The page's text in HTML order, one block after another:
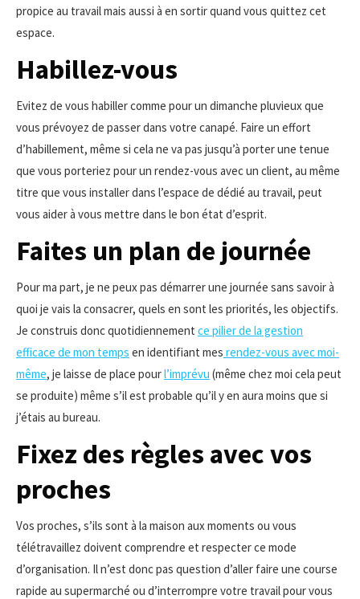
propice au travail mais aussi à en sortir quand vous quittez cet
espace.
Habillez-vous
Evitez de vous habiller comme pour un dimanche pluvieux que
vous prévoyez de passer dans votre canapé. Faire un effort
d’habillement, même si cela ne va pas jusqu’à porter une tenue
que vous porteriez pour un rendez-vous avec un client, au même
titre que vous installer dans l’espace de dédié au travail, peut
vous aider à vous mettre dans le bon état d’esprit.
Faites un plan de journée
Pour ma part, je ne peux pas démarrer une journée sans savoir à
quoi je vais la consacrer, quels en sont les priorités, les objectifs.
Je construis donc quotidiennement ce pilier de la gestion
efficace de mon temps en identifiant mes rendez-vous avec moi-
même, je laisse de place pourl’imprévu (même chez moi cela peut
se produite) même s’il est probable qu’il y en aura moins que si
j’étais au bureau.
Fixez des règles avec vos
proches
Vos proches, s’ils sont à la maison aux moments ou vous
télétravaillez doivent comprendre et respecter ce mode
d’organisation. Il n’est donc pas question d’aller faire une course
rapide au supermarché ou d’interrompre votre travail pour vous